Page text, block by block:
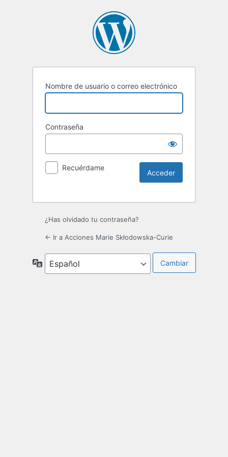
Nombre de usuario o correo electrónico
Contraseña
Recuérdame
¿Has olvidado tu contraseña?
← Ir a Acciones Marie Skłodowska-Curie
Idioma